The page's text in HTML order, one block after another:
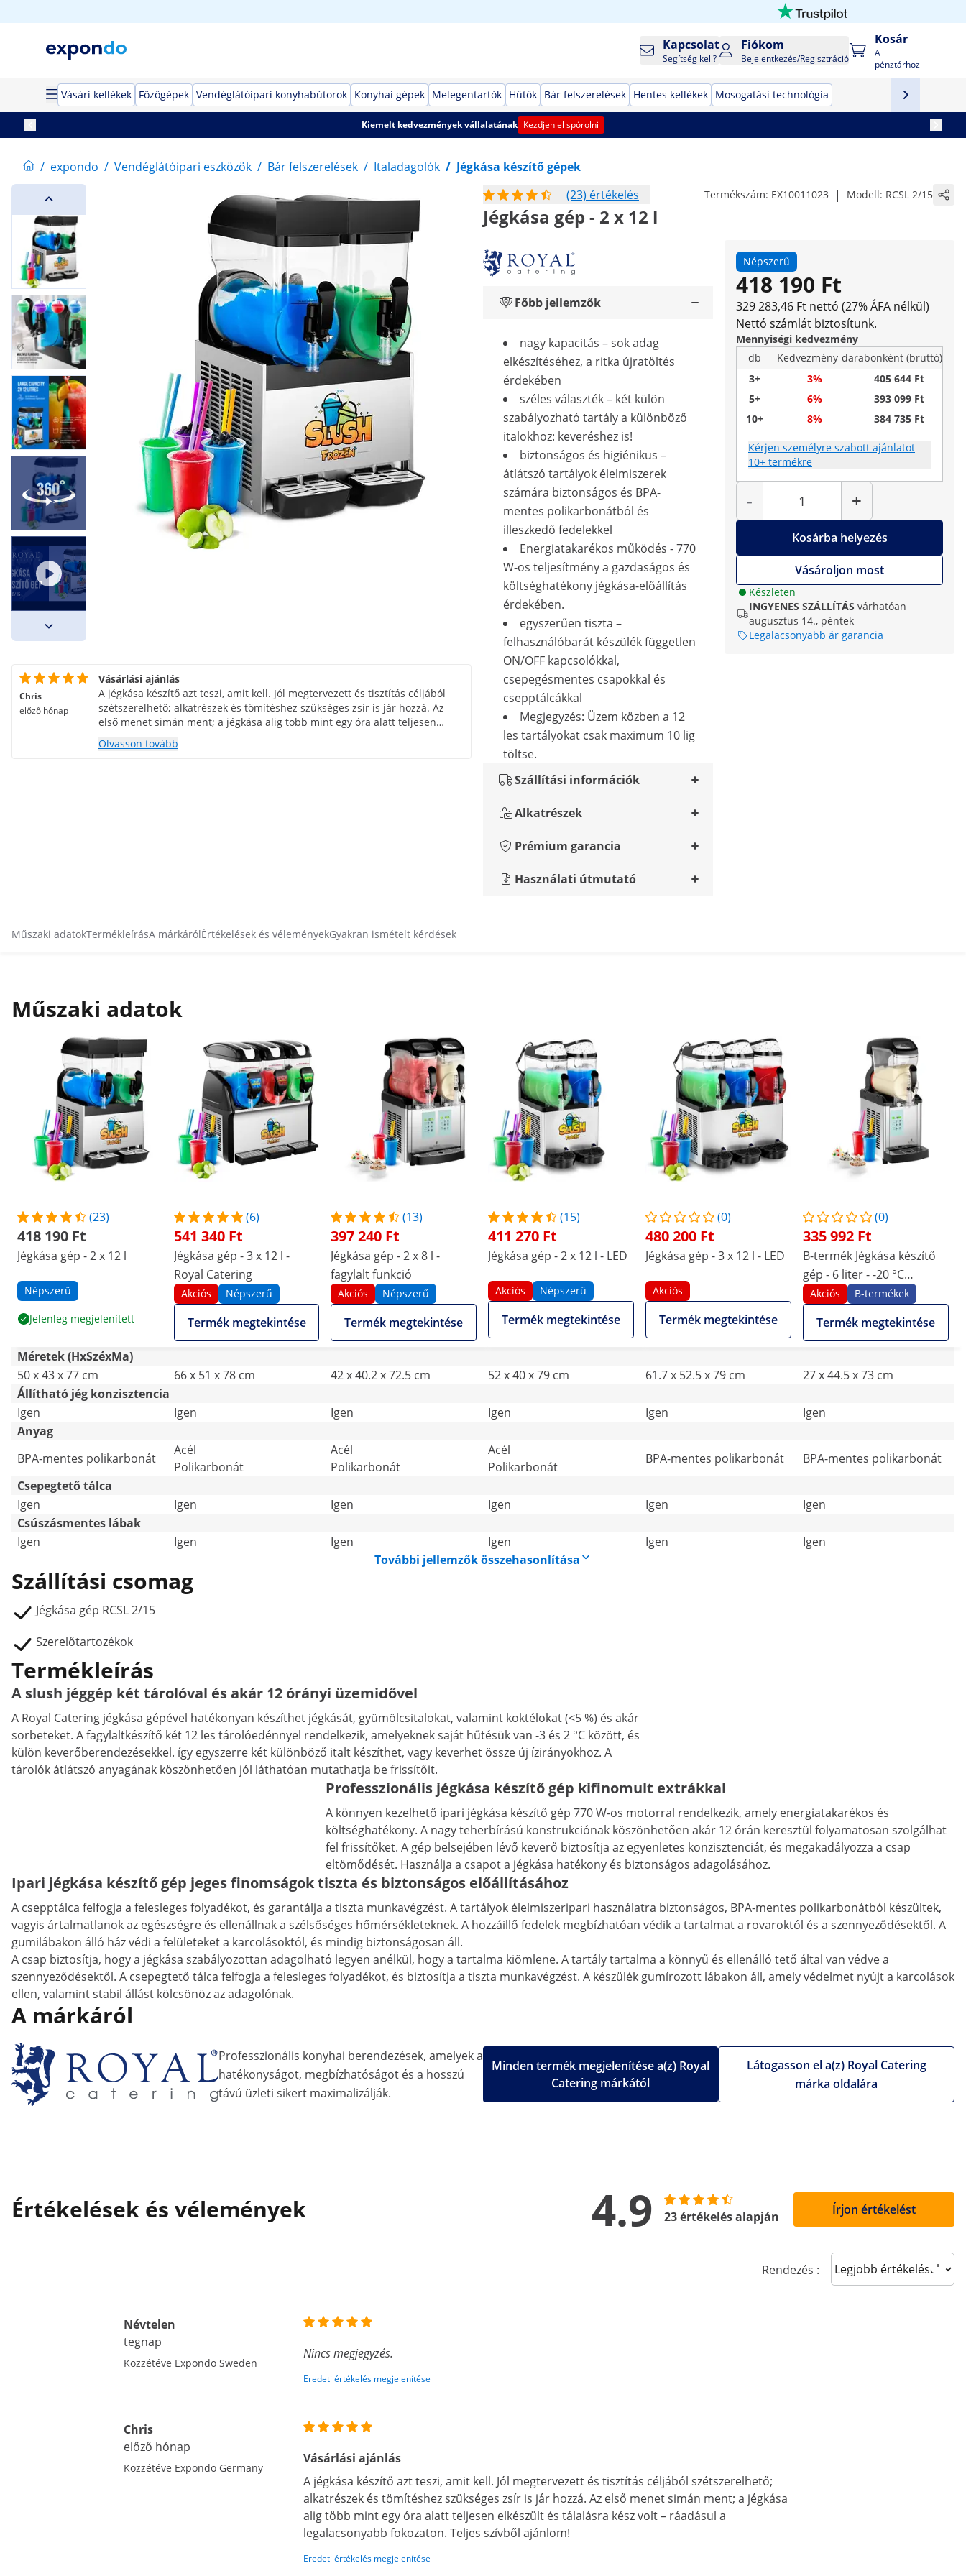
Kapcsolat
Segítség kell?
Fiókom
Bejelentkezés/Regisztráció
Kosár
A
pénztárhoz
Vásári kellékek Főzőgépek Vendéglátóipari konyhabútorok Konyhai gépek Melegentartók Hűtők Bár felszerelések Hentes kellékek Mosogatási technológia
Kiemelt kedvezmények vállalatának Kezdjen el spórolni
/ expondo / Vendéglátóipari eszközök / Bár felszerelések / Italadagolók / Jégkása készítő gépek
(23) értékelés
Termékszám: EX10011023 | Modell: RCSL 2/15
Jégkása gép - 2 x 12 l
Népszerű
418 190 Ft
329 283,46 Ft nettó (27% ÁFA nélkül)
Nettó számlát biztosítunk.
Mennyiségi kedvezmény
db
Kedvezmény darabonként (bruttó)
3+
3%
405 644 Ft
5+
6%
393 099 Ft
10+
8% 384 735 Ft
Kérjen személyre szabott ajánlatot
10+ termékre
-
Mennyiség
+
Kosárba helyezés
Vásároljon most
Készleten
INGYENES SZÁLLÍTÁS várhatóan
augusztus 14., péntek
Legalacsonyabb ár garancia
Főbb jellemzők
nagy kapacitás – sok adag
elkészítéséhez, a ritka újratöltés
érdekében
széles választék – két külön
szabályozható tartály a különböző
italokhoz: keveréshez is!
biztonságos és higiénikus –
átlátszó tartályok élelmiszerek
számára biztonságos és BPA-
mentes polikarbonátból és
illeszkedő fedelekkel
Energiatakarékos működés - 770
W-os teljesítmény a gazdaságos és
költséghatékony jégkása-előállítás
érdekében.
egyszerűen tiszta –
felhasználóbarát készülék független
ON/OFF kapcsolókkal,
csepegésmentes csapokkal és
csepptálcákkal
Megjegyzés: Üzem közben a 12
les tartályokat csak maximum 10 lig
töltse.
Szállítási információk
Alkatrészek
Prémium garancia
Használati útmutató
Chris
előző hónap
Vásárlási ajánlás
A jégkása készítő azt teszi, amit kell. Jól megtervezett és tisztítás céljából
szétszerelhető; alkatrészek és tömítéshez szükséges zsír is jár hozzá. Az
első menet simán ment; a jégkása alig több mint egy óra alatt teljesen
elkészült és tálalásra kész volt – ráadásul a legalacsonyabb fokozaton.
Teljes szívből ajánlom!
Olvasson tovább
Műszaki adatokTermékleírásA márkárólÉrtékelések és véleményekGyakran ismételt kérdések
Műszaki adatok
(23)
418 190 Ft
Jégkása gép - 2 x 12 l
Népszerű
Jelenleg megjelenített
(6)
541 340 Ft
Jégkása gép - 3 x 12 l -
Royal Catering
Akciós Népszerű
Termék megtekintése
(13)
397 240 Ft
Jégkása gép - 2 x 8 l -
fagylalt funkció
Akciós Népszerű
Termék megtekintése
(15)
411 270 Ft
Jégkása gép - 2 x 12 l - LED
Akciós Népszerű
Termék megtekintése
(0)
480 200 Ft
Jégkása gép - 3 x 12 l - LED
Akciós
Termék megtekintése
(0)
335 992 Ft
B-termék Jégkása készítő
gép - 6 liter - -20 °C
minimum hőmérséklet -
fagylalt funkció
Akciós B-termékek
Termék megtekintése
Méretek (HxSzéxMa)
50 x 43 x 77 cm
66 x 51 x 78 cm 42 x 40.2 x 72.5 cm 52 x 40 x 79 cm 61.7 x 52.5 x 79 cm
27 x 44.5 x 73 cm
Állítható jég konzisztencia
Igen
Igen Igen Igen Igen
Igen
Anyag
BPA-mentes polikarbonát
Acél
Polikarbonát
Acél
Polikarbonát
Acél
Polikarbonát
BPA-mentes polikarbonát
BPA-mentes polikarbonát
Csepegtető tálca
Igen
Igen Igen Igen Igen
Igen
Csúszásmentes lábak
Igen
Igen Igen Igen Igen
Igen
További jellemzők összehasonlítása
Szállítási csomag
Jégkása gép RCSL 2/15
Szerelőtartozékok
Termékleírás
A slush jéggép két tárolóval és akár 12 órányi üzemidővel
A Royal Catering jégkása gépével hatékonyan készíthet jégkását, gyümölcsitalokat, valamint koktélokat (<5 %) és akár
sorbeteket. A fagylaltkészítő két 12 les tárolóedénnyel rendelkezik, amelyeknek saját hűtésük van -3 és 2 °C között, és
külön keverőberendezésekkel. így egyszerre két különböző italt készíthet, vagy keverhet össze új ízirányokhoz. A
tárolók átlátszó anyagának köszönhetően jól láthatóan mutathatja be frissítőit.
Professzionális jégkása készítő gép kifinomult extrákkal
A könnyen kezelhető ipari jégkása készítő gép 770 W-os motorral rendelkezik, amely energiatakarékos és
költséghatékony. A nagy teherbírású konstrukciónak köszönhetően akár 12 órán keresztül folyamatosan szolgálhat
fel frissítőket. A gép belsejében lévő keverő biztosítja az egyenletes konzisztenciát, és megakadályozza a csap
eltömődését. Használja a csapot a jégkása hatékony és biztonságos adagolásához.
Ipari jégkása készítő gép jeges finomságok tiszta és biztonságos előállításához
A csepptálca felfogja a felesleges folyadékot, és garantálja a tiszta munkavégzést. A tartályok élelmiszeripari használatra biztonságos, BPA-mentes polikarbonátból készültek,
vagyis ártalmatlanok az egészségre és ellenállnak a szélsőséges hőmérsékleteknek. A hozzáillő fedelek megbízhatóan védik a tartalmat a rovaroktól és a szennyeződésektől. A
gumilábakon álló ház védi a felületeket a karcolásoktól, és mindig biztonságosan áll.
A csap biztosítja, hogy a jégkása szabályozottan adagolható legyen anélkül, hogy a tartalma kiömlene. A tartály tartalma a könnyű és ellenálló tető által van védve a
szennyeződésektől. A csepegtető tálca felfogja a felesleges folyadékot, és biztosítja a tiszta munkavégzést. A készülék gumírozott lábakon áll, amely védelmet nyújt a karcolások
ellen, valamint stabil állást kölcsönöz az adagolónak.
A márkáról
Professzionális konyhai berendezések, amelyek a
hatékonyságot, megbízhatóságot és a hosszú
távú üzleti sikert maximalizálják.
Látogasson el a(z) Royal Catering
márka oldalára
Minden termék megjelenítése a(z) Royal
Catering márkától
Értékelések és vélemények 4.9 23 értékelés alapján Írjon értékelést
Rendezés : Sort reviews
Névtelen
tegnap
Közzétéve Expondo Sweden
Nincs megjegyzés.
Eredeti értékelés megjelenítése
Chris
előző hónap
Közzétéve Expondo Germany
Vásárlási ajánlás
A jégkása készítő azt teszi, amit kell. Jól megtervezett és tisztítás céljából szétszerelhető;
alkatrészek és tömítéshez szükséges zsír is jár hozzá. Az első menet simán ment; a jégkása
alig több mint egy óra alatt teljesen elkészült és tálalásra kész volt – ráadásul a
legalacsonyabb fokozaton. Teljes szívből ajánlom!
Eredeti értékelés megjelenítése